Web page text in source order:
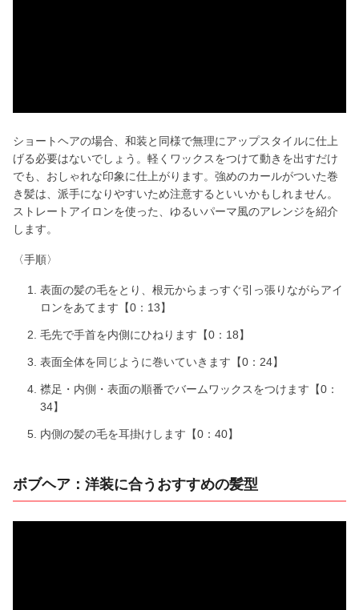
V
i
d
e
ショートヘアの場合、和装と同様で無理にアップスタイルに仕上
げる必要はないでしょう。軽くワックスをつけて動きを出すだけ
でも、おしゃれな印象に仕上がります。強めのカールがついた巻
き髪は、派手になりやすいため注意するといいかもしれません。
ストレートアイロンを使った、ゆるいパーマ風のアレンジを紹介
します。
〈手順〉
表面の髪の毛をとり、根元からまっすぐ引っ張りながらアイ
ロンをあてます【0：13】
毛先で手首を内側にひねります【0：18】
表面全体を同じように巻いていきます【0：24】
襟足・内側・表面の順番でバームワックスをつけます【0：
34】
内側の髪の毛を耳掛けします【0：40】
ボブヘア：洋装に合うおすすめの髪型